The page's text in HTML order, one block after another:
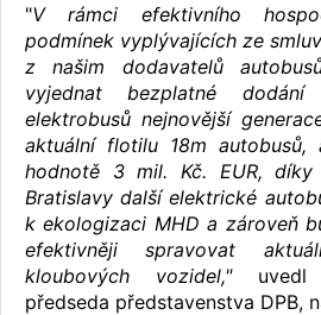
"V rámci efektivního
podmínek vyplývajících ze
z našim dodavatelů
vyjednat bezplatné
elektrobusů nejnovější
aktuální flotilu 18m
hodnotě 3 mil. Kč. EUR,
Bratislavy další elektrické
k ekologizaci MHD a zároveň
efektivněji spravovat
kloubových vozidel,"
předseda představenstva DPB,